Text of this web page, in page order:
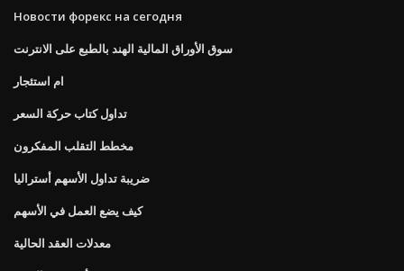
Новости форекс на сегодня
سوق الأوراق المالية الهند بالطبع على الانترنت
ام استئجار
تداول كتاب حركة السعر
مخطط التقلب المفكرون
ضريبة تداول الأسهم أستراليا
كيف يضع العمل في الأسهم
معدلات العقد الحالية